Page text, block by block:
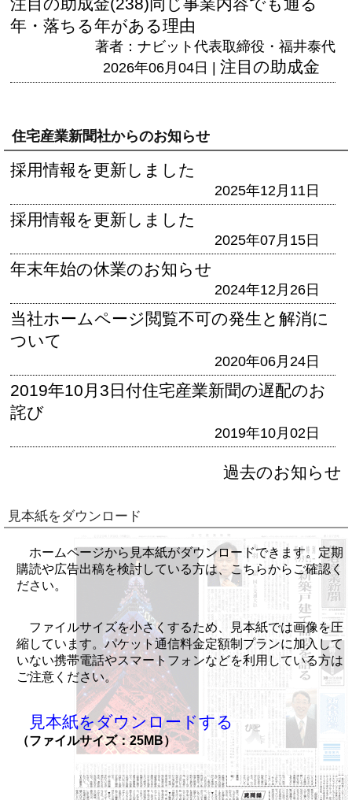
年・落ちる年がある理由
著者：ナビット代表取締役・福井泰代
2026年06月04日 | 注目の助成金
住宅産業新聞社からのお知らせ
採用情報を更新しました
2025年12月11日
採用情報を更新しました
2025年07月15日
年末年始の休業のお知らせ
2024年12月26日
当社ホームページ閲覧不可の発生と解消に
ついて
2020年06月24日
2019年10月3日付住宅産業新聞の遅配のお
詫び
2019年10月02日
過去のお知らせ
見本紙をダウンロード
ホームページから見本紙がダウンロードできます。定期
購読や広告出稿を検討している方は、こちらからご確認く
ださい。
ファイルサイズを小さくするため、見本紙では画像を圧
縮しています。パケット通信料金定額制プランに加入して
いない携帯電話やスマートフォンなどを利用している方は
ご注意ください。
見本紙をダウンロードする
（ファイルサイズ：25MB）